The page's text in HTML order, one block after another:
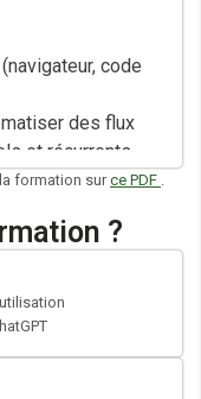
code
des flux
et récurrents
formation surce PDF .
?